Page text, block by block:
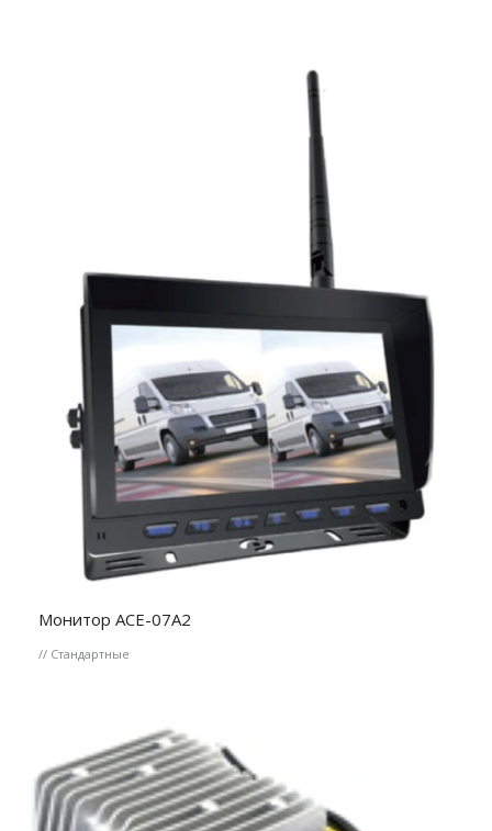
Монитор ACE-07A2
// Стандартные